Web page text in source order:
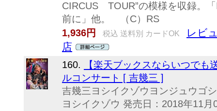
CIRCUS TOUR”の模様を収録。
前に」他。 （C）RS
1,936円
税込 送料別 カードOK
レビ
店
160.
【楽天ブックスならいつで
ルコンサート [ 吉幾三 ]
吉幾三ヨシイクゾウヨンジュウゴ
ヨシイクゾウ 発売日：2018年11